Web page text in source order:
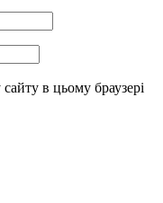
в цьому браузері